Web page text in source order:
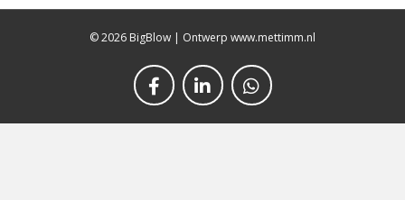
© 2026 BigBlow | Ontwerp www.mettimm.nl